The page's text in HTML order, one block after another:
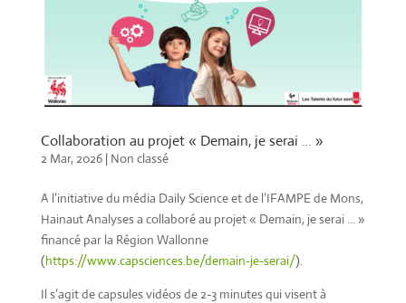
Collaboration au projet « Demain, je serai … »
2 Mar, 2026| Non classé
A l’initiative du média Daily Science et de l’IFAMPE de Mons,
Hainaut Analyses a collaboré au projet « Demain, je serai … »
financé par la Région Wallonne
(https://www.capsciences.be/demain-je-serai/).
Il s’agit de capsules vidéos de 2-3 minutes qui visent à